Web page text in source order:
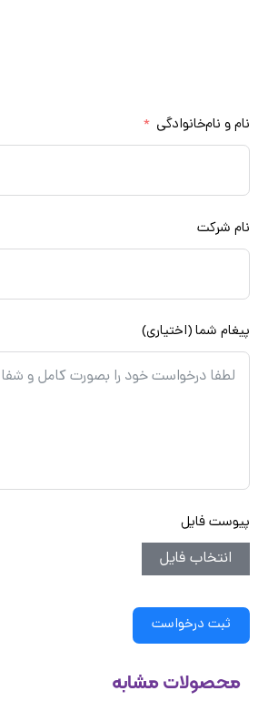
مشاوره رایگان
نام و نام‌خانوادگی
نام شرکت
پیغام شما (اختیاری)
پیوست فایل
انتخاب فایل
ثبت درخواست
محصولات مشابه